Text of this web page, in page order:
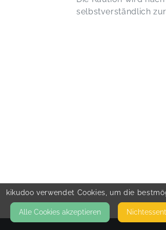
selbstverständlich
kikudoo verwendet Cookies, um die
Alle Cookies akzeptieren